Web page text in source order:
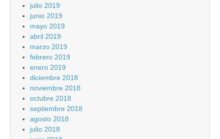
julio 2019
junio 2019
mayo 2019
abril 2019
marzo 2019
febrero 2019
enero 2019
diciembre 2018
noviembre 2018
octubre 2018
septiembre 2018
agosto 2018
julio 2018